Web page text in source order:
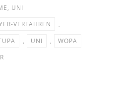
, UNI
VERFAHREN
,
, UNI ,
WOPA